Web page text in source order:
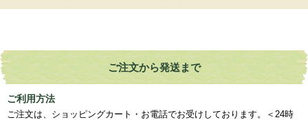
ご注文から発送まで
ご利用方法
ご注文は、ショッピングカート・お電話でお受けしております。＜24時